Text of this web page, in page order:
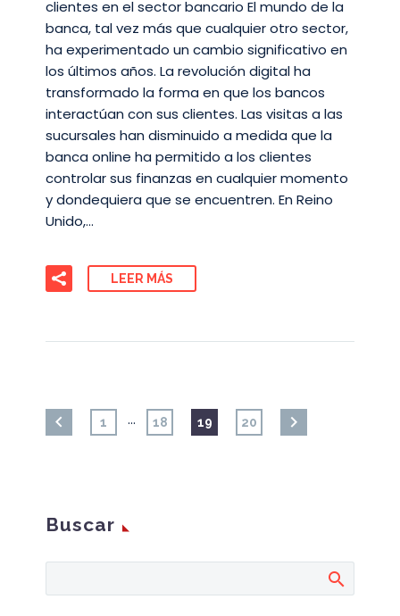
clientes en el sector bancario El mundo de la
banca, tal vez más que cualquier otro sector,
ha experimentado un cambio significativo en
los últimos años. La revolución digital ha
transformado la forma en que los bancos
interactúan con sus clientes. Las visitas a las
sucursales han disminuido a medida que la
banca online ha permitido a los clientes
controlar sus finanzas en cualquier momento
y dondequiera que se encuentren. En Reino
Unido,…
LEER MÁS
1 … 18 19 20
Buscar